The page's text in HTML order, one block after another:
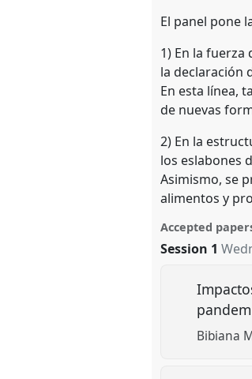
El panel pone
1) En la
la declaración
En esta línea,
de nuevas
2) En la
los eslabones
Asimismo, se
alimentos y
Accepted
Session 1
Bibiana